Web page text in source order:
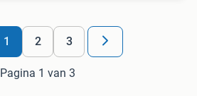
1 2 3
Pagina 1 van 3